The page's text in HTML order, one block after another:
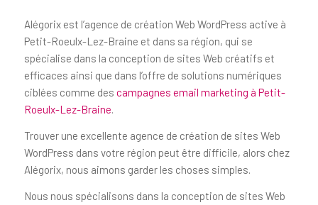
Alégorix est l’agence de création Web WordPress active à
Petit-Roeulx-Lez-Braine et dans sa région, qui se
spécialise dans la conception de sites Web créatifs et
efficaces ainsi que dans l’offre de solutions numériques
ciblées comme des campagnes email marketing à Petit-
Roeulx-Lez-Braine.
Trouver une excellente agence de création de sites Web
WordPress dans votre région peut être difficile, alors chez
Alégorix, nous aimons garder les choses simples.
Nous nous spécialisons dans la conception de sites Web